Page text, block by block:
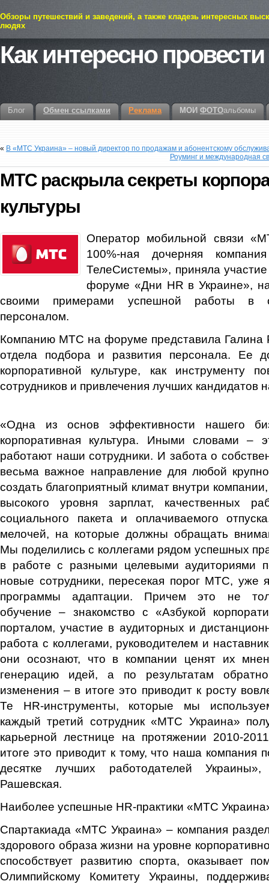
Обзоры путешествий и заведений, а также кладезь интересных
людях
Как интересно
Блог Обмен ссылками Реклама МОИ ФОТОальбомы
« В «МТС Украина» – новый директор по продажам и абонентскому
Роуминг и международная
МТС раскрыла секреты
культуры
Оператор мобильной связи
100%-ная дочерняя
ТелеСистемы», приняла
форуме «Дни HR в Украине»,
своими примерами успешной работы в
персоналом.
Компанию МТС на форуме представила Галина
отдела подбора и развития персонала. Ее
корпоративной культуре, как инструменту
сотрудников и привлечения лучших кандидатов
«Одна из основ эффективности нашего
корпоративная культура. Иными словами –
работают наши сотрудники. И забота о
весьма важное направление для любой
создать благоприятный климат внутри
высокого уровня зарплат, качественных
социального пакета и оплачиваемого
мелочей, на которые должны обращать
Мы поделились с коллегами рядом успешных
в работе с разными целевыми аудиториями
новые сотрудники, пересекая порог МТС, уже
программы адаптации. Причем это не
обучение – знакомство с «Азбукой
порталом, участие в аудиторных и
работа с коллегами, руководителем и
они осознают, что в компании ценят их
генерацию идей, а по результатам
изменения – в итоге это приводит к росту
Те HR-инструменты, которые мы
каждый третий сотрудник «МТС Украина»
карьерной лестнице на протяжении 2010-
итоге это приводит к тому, что наша компания
десятке лучших работодателей
Рашевская.
Наиболее успешные HR-практики «МТС
Спартакиада «МТС Украина» – компания
здорового образа жизни на уровне
способствует развитию спорта, оказывает
Олимпийскому Комитету Украины,